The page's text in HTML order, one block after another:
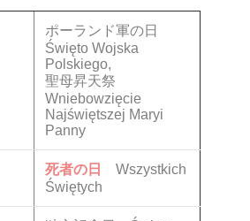
ポーランド軍の日
Święto Wojska
Polskiego,
聖母昇天祭
Wniebowzięcie
Najświętszej Maryi
Panny
死者の日
Wszystkich
Świętych